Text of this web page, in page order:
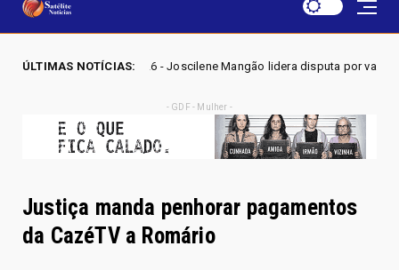
ÚLTIMAS NOTÍCIAS:
2026 - Joscilene Mangão lidera disputa por vaga na Alego em Novo
- GDF - Mulher -
Justiça manda penhorar pagamentos
da CazéTV a Romário